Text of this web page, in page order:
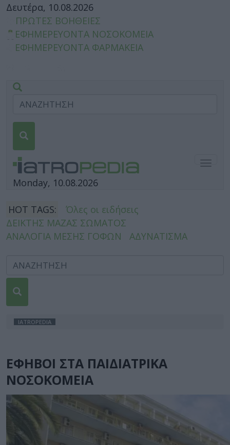
Δευτέρα, 10.08.2026
ΠΡΩΤΕΣ ΒΟΗΘΕΙΕΣ
ΕΦΗΜΕΡΕΥΟΝΤΑ ΝΟΣΟΚΟΜΕΙΑ
ΕΦΗΜΕΡΕΥΟΝΤΑ ΦΑΡΜΑΚΕΙΑ
Monday, 10.08.2026
HOT TAGS:
Όλες οι ειδήσεις
ΔΕΙΚΤΗΣ ΜΑΖΑΣ ΣΩΜΑΤΟΣ
ΑΝΑΛΟΓΙΑ ΜΕΣΗΣ ΓΟΦΩΝ
ΑΔΥΝΑΤΙΣΜΑ
IATROPEDIA
ΕΦΗΒΟΙ ΣΤΑ ΠΑΙΔΙΑΤΡΙΚΑ
ΝΟΣΟΚΟΜΕΙΑ